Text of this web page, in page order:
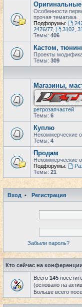
Оригинальные
Особенности
прочая тематика.
Подфорумы:
2476/77
3102,
Темы: 406
Кастом,
Проекты
Темы: 309
Магазины,
ретрозапчастей
Темы: 6
Куплю
Некоммерческие
Темы: 4
Продам
Некоммерческие
Подфорумы:
Темы: 21
Вход •
Регистрация
Забыли пароль?
Кто сейчас на конференции
Всего 145
(основано на
Больше всего